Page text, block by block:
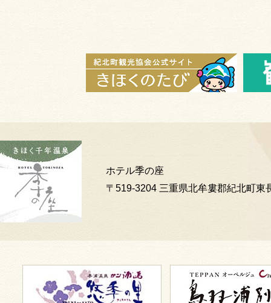
ホテル季の座
〒519-3204 三重県北牟婁郡紀北町東